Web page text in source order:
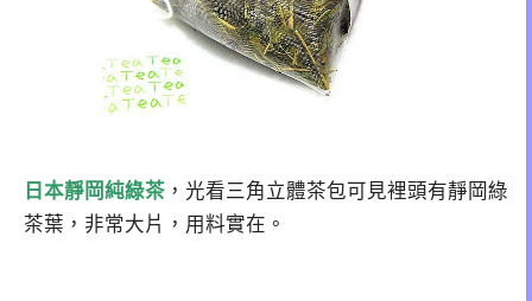
日本靜岡純綠茶 ，光看三角立體茶包可見裡頭有靜岡綠
茶葉，非常大片，用料實在。